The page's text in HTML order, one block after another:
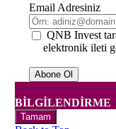
Email Adresiniz
QNB Invest
elektronik ileti
BİLGİLENDİRME
Tamam